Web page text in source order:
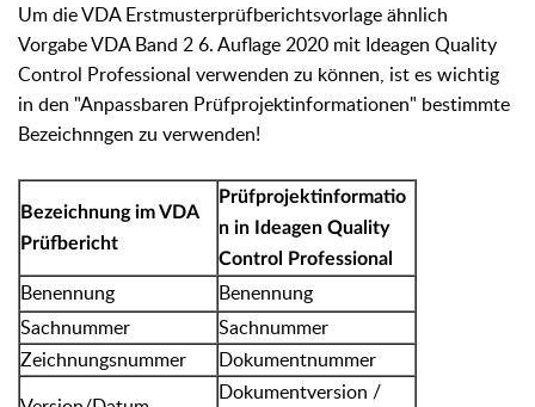
Um die VDA Erstmusterprüfberichtsvorlage ähnlich
Vorgabe VDA Band 2 6. Auflage 2020 mit Ideagen Quality
Control Professional verwenden zu können, ist es wichtig
in den "Anpassbaren Prüfprojektinformationen" bestimmte
Bezeichnngen zu verwenden!
Bezeichnung im VDA
Prüfbericht
Prüfprojektinformatio
n in Ideagen Quality
Control Professional
Benennung
Benennung
Sachnummer
Sachnummer
Zeichnungsnummer
Dokumentnummer
Dokumentversion /